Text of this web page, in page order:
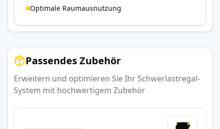
Optimale Raumausnutzung
Passendes Zubehör
Erweitern und optimieren Sie Ihr Schwerlastregal-
System mit hochwertigem Zubehör